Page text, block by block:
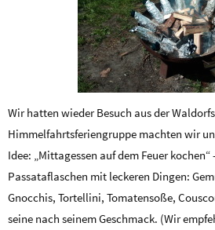
Wir hatten wieder Besuch aus der
Himmelfahrtsferiengruppe machten wir
Idee: „Mittagessen auf dem Feuer
Passataflaschen mit leckeren Dingen:
Gnocchis, Tortellini, Tomatensoße,
seine nach seinem Geschmack. (Wir